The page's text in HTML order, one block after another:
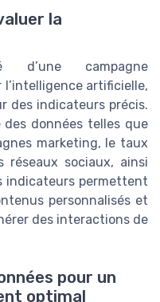
la
d’une campagne
l’intelligence artificielle,
des indicateurs précis.
données telles que
marketing, le taux
réseaux sociaux, ainsi
indicateurs permettent
personnalisés et
des interactions de
pour un
optimal